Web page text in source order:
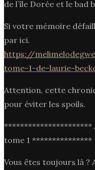
de l’île Dorée et le bad
Si votre mémoire
par ici.
https://
tome-1-de-laurie-
Attention, cette
pour éviter les spoils.
**********************
tome 1 ***************
Vous êtes toujours là ?